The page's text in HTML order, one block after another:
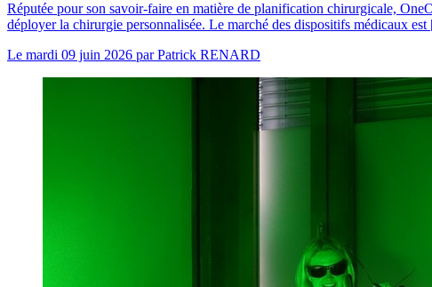
Réputée pour son savoir-faire en matière de planification chirurgicale,
déployer la chirurgie personnalisée. Le marché des dispositifs médicaux est
Le mardi 09 juin 2026 parPatrick RENARD